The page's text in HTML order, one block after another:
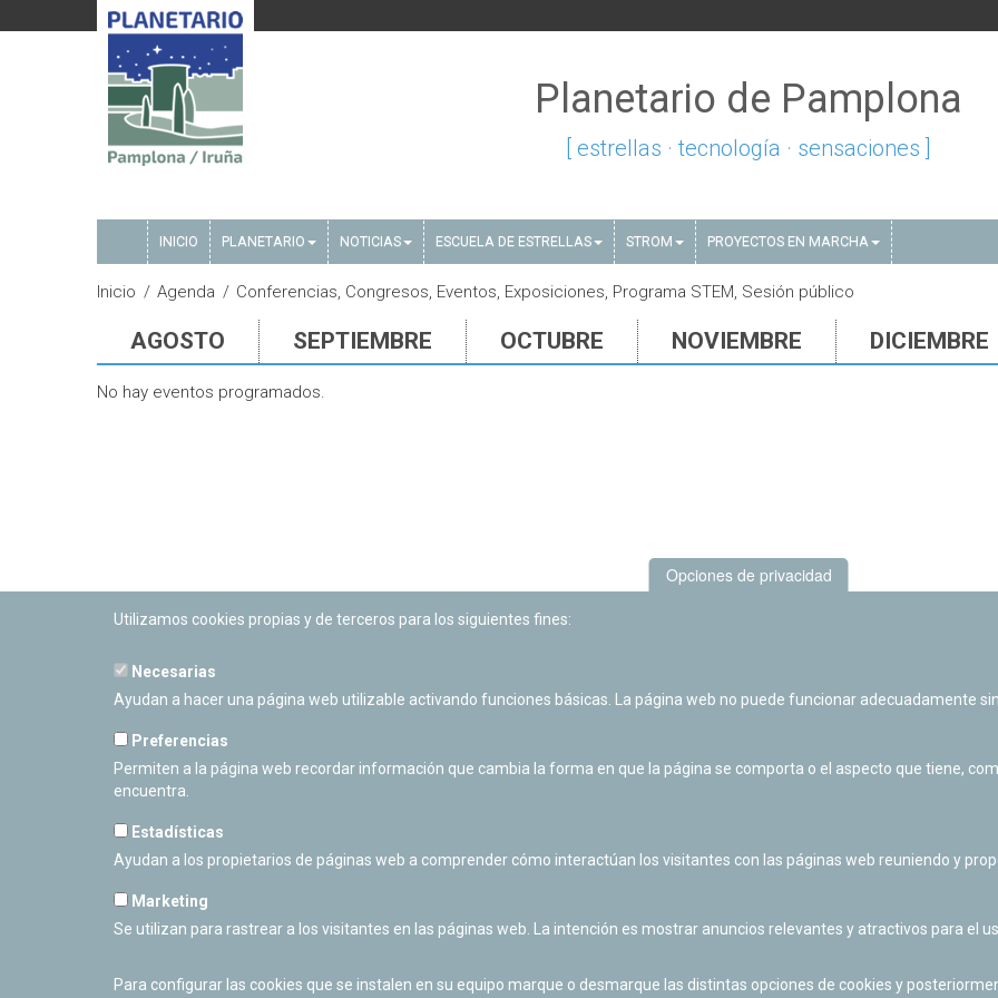
Planetario de Pamplona
[ estrellas · tecnología · sensaciones ]
INICIO PLANETARIO NOTICIAS ESCUELA DE ESTRELLAS STROM PROYECTOS EN MARCHA
Inicio Agenda Conferencias, Congresos, Eventos, Exposiciones, Programa STEM, Sesión público
AGOSTO SEPTIEMBRE OCTUBRE NOVIEMBRE DICIEMBRE
No hay eventos programados.
PLANETARIO DE PAMPLONA
Calle Sancho RamÃ­rez, s/n
Cerrado Temporalmente
Opciones de privacidad
Utilizamos cookies propias y de terceros para los siguientes fines:
Necesarias
Ayudan a hacer una página web utilizable activando funciones básicas. La página web no puede funcionar adecuadamente
Preferencias
Permiten a la página web recordar información que cambia la forma en que la página se comporta o el aspecto que tiene,
encuentra.
Estadísticas
Ayudan a los propietarios de páginas web a comprender cómo interactúan los visitantes con las páginas web reuniendo y
Marketing
Se utilizan para rastrear a los visitantes en las páginas web. La intención es mostrar anuncios relevantes y atractivos para el
Para configurar las cookies que se instalen en su equipo marque o desmarque las distintas opciones de cookies y